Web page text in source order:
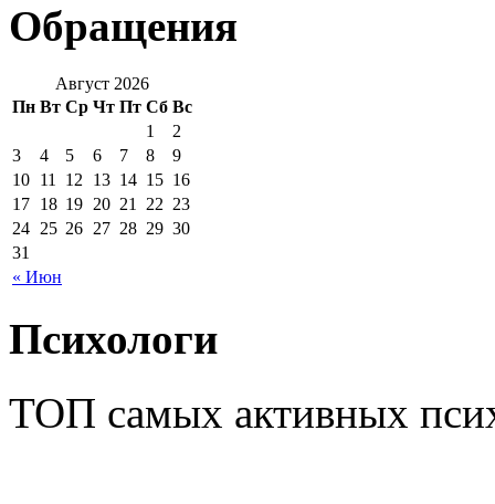
Обращения
Август 2026
Пн Вт Ср Чт Пт Сб Вс
« Июн
1
2
3
4 5 6 7 8
9
10 11 12 13 14 15 16
17 18 19 20 21 22 23
24 25 26 27 28 29 30
31
Психологи
ТОП самых активных